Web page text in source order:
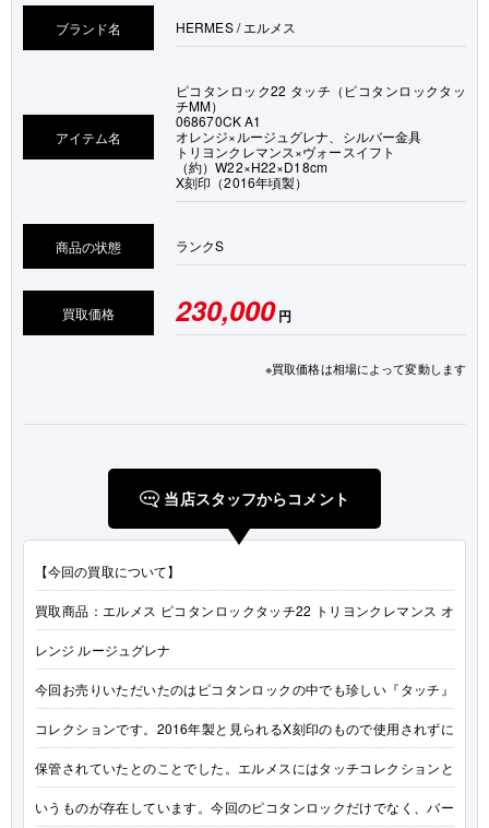
ブランド名 HERMES / エルメス
アイテム名
ピコタンロック22 タッチ（ピコタンロックタッ
チMM）
068670CK A1
オレンジ×ルージュグレナ、シルバー金具
トリヨンクレマンス×ヴォースイフト
（約）W22×H22×D18cm
X刻印（2016年頃製）
商品の状態 ランクS
買取価格 230,000円
※買取価格は相場によって変動します
当店スタッフからコメント
【今回の買取について】
買取商品：エルメス ピコタンロックタッチ22 トリヨンクレマンス オ
レンジ ルージュグレナ
今回お売りいただいたのはピコタンロックの中でも珍しい『タッチ』
コレクションです。2016年製と見られるX刻印のもので使用されずに
保管されていたとのことでした。エルメスにはタッチコレクションと
いうものが存在しています。今回のピコタンロックだけでなく、バー